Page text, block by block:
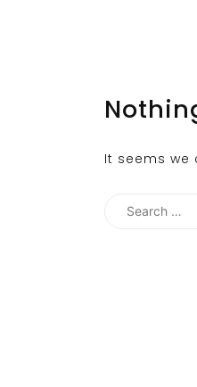
It seems we
Search